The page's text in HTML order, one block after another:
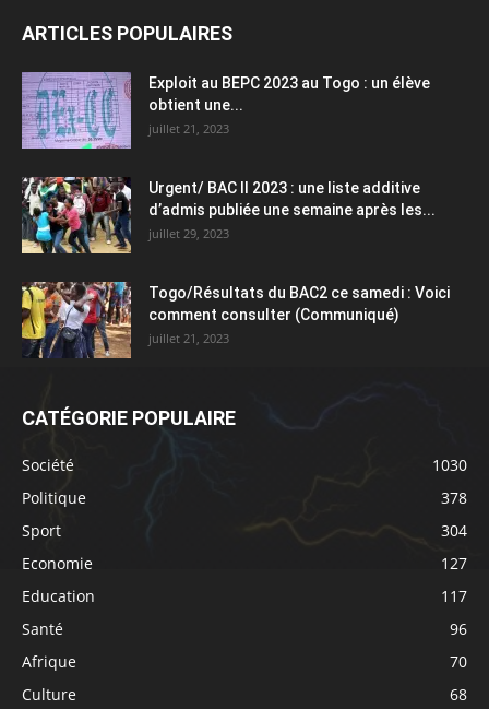
ARTICLES POPULAIRES
Exploit au BEPC 2023 au Togo : un élève
obtient une...
juillet 21, 2023
Urgent/ BAC II 2023 : une liste additive
d’admis publiée une semaine après les...
juillet 29, 2023
Togo/Résultats du BAC2 ce samedi : Voici
comment consulter (Communiqué)
juillet 21, 2023
CATÉGORIE POPULAIRE
Société
1030
Politique
378
Sport
304
Economie
127
Education
117
Santé
96
Afrique
70
Culture
68